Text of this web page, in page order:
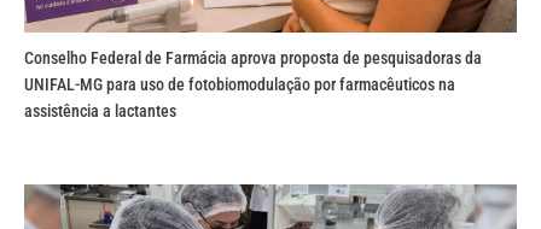
Conselho Federal de Farmácia aprova proposta de pesquisadoras da
UNIFAL-MG para uso de fotobiomodulação por farmacêuticos na
assistência a lactantes